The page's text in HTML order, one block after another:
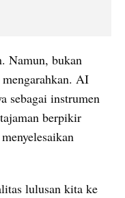
Namun, bukan
AI
sebagai instrumen
berpikir
lulusan kita ke